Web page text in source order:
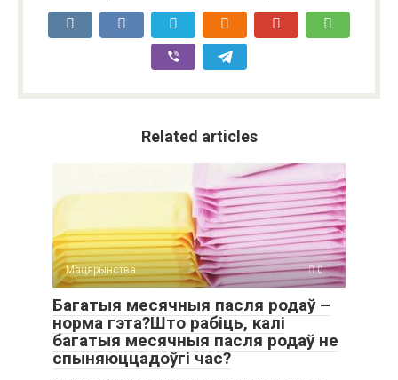
Related articles
Мацярынства 0
Багатыя месячныя пасля родаў –
норма гэта?Што рабіць, калі
багатыя месячныя пасля родаў не
спыняюццадоўгі час?